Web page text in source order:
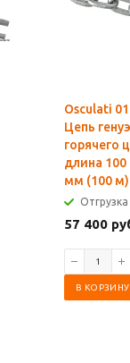
Osculati
Цепь
горячего
длина
мм (100 м)
57 400
В КОРЗИНУ